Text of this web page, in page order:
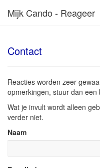
Mijk Cando - Reageer
Contact
Reacties worden zeer
opmerkingen, stuur dan
Wat je invult wordt alleen
verder niet.
Naam